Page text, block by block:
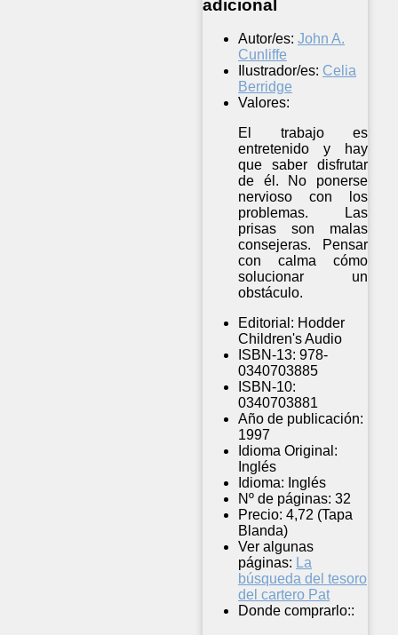
adicional
Autor/es: John A.
Cunliffe
Ilustrador/es: Celia
Berridge
Valores:
El trabajo es
entretenido y hay
que saber disfrutar
de él. No ponerse
nervioso con los
problemas. Las
prisas son malas
consejeras. Pensar
con calma cómo
solucionar un
obstáculo.
Editorial: Hodder
Children's Audio
ISBN-13: 978-
0340703885
ISBN-10:
0340703881
Año de publicación:
1997
Idioma Original:
Inglés
Idioma: Inglés
Nº de páginas: 32
Precio: 4,72 (Tapa
Blanda)
Ver algunas
páginas: La
búsqueda del tesoro
del cartero Pat
Donde comprarlo::